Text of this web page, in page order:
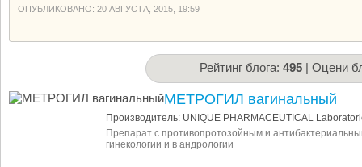
ОПУБЛИКОВАНО: 20 АВГУСТА, 2015, 19:59
Рейтинг блога: 495 | Оцени
МЕТРОГИЛ вагинальный
Производитель: UNIQUE PHARMACEUTICAL
Препарат с противопротозойным и
гинекологии и в андрологии